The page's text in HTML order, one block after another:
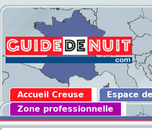
Accueil Creuse Espace
Zone professionnelle